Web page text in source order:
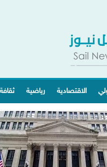
الاقتصادية رياضية